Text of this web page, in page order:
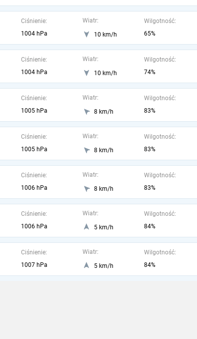
Ciśnienie:
1004 hPa
Wiatr:
10 km/h
Wilgotność:
65%
Ciśnienie:
1004 hPa
Wiatr:
10 km/h
Wilgotność:
74%
Ciśnienie:
1005 hPa
Wiatr:
8 km/h
Wilgotność:
83%
Ciśnienie:
1005 hPa
Wiatr:
8 km/h
Wilgotność:
83%
Ciśnienie:
1006 hPa
Wiatr:
8 km/h
Wilgotność:
83%
Ciśnienie:
1006 hPa
Wiatr:
5 km/h
Wilgotność:
84%
Ciśnienie:
1007 hPa
Wiatr:
5 km/h
Wilgotność:
84%